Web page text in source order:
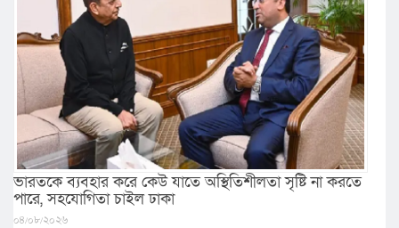
ভারতকে ব্যবহার করে কেউ যাতে অস্থিতিশীলতা সৃষ্টি না করতে
পারে, সহযোগিতা চাইল ঢাকা
০৪/০৮/২০২৬